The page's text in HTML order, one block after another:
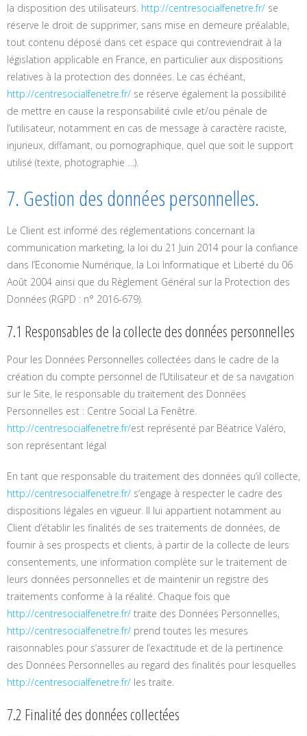
la disposition des utilisateurs. http://centresocialfenetre.fr/ se
réserve le droit de supprimer, sans mise en demeure préalable,
tout contenu déposé dans cet espace qui contreviendrait à la
législation applicable en France, en particulier aux dispositions
relatives à la protection des données. Le cas échéant,
http://centresocialfenetre.fr/ se réserve également la possibilité
de mettre en cause la responsabilité civile et/ou pénale de
l’utilisateur, notamment en cas de message à caractère raciste,
injurieux, diffamant, ou pornographique, quel que soit le support
utilisé (texte, photographie …).
7. Gestion des données personnelles.
Le Client est informé des réglementations concernant la
communication marketing, la loi du 21 Juin 2014 pour la confiance
dans l’Economie Numérique, la Loi Informatique et Liberté du 06
Août 2004 ainsi que du Règlement Général sur la Protection des
Données (RGPD : n° 2016-679).
7.1 Responsables de la collecte des données personnelles
Pour les Données Personnelles collectées dans le cadre de la
création du compte personnel de l’Utilisateur et de sa navigation
sur le Site, le responsable du traitement des Données
Personnelles est : Centre Social La Fenêtre.
http://centresocialfenetre.fr/est représenté par Béatrice Valéro,
son représentant légal
En tant que responsable du traitement des données qu’il collecte,
http://centresocialfenetre.fr/ s’engage à respecter le cadre des
dispositions légales en vigueur. Il lui appartient notamment au
Client d’établir les finalités de ses traitements de données, de
fournir à ses prospects et clients, à partir de la collecte de leurs
consentements, une information complète sur le traitement de
leurs données personnelles et de maintenir un registre des
traitements conforme à la réalité. Chaque fois que
http://centresocialfenetre.fr/ traite des Données Personnelles,
http://centresocialfenetre.fr/ prend toutes les mesures
raisonnables pour s’assurer de l’exactitude et de la pertinence
des Données Personnelles au regard des finalités pour lesquelles
http://centresocialfenetre.fr/ les traite.
7.2 Finalité des données collectées